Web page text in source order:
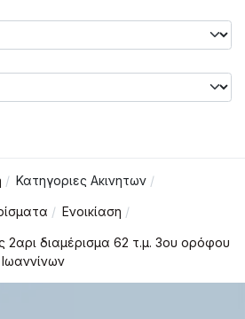
Κατηγοριες Ακινητων
Ενοικίαση
2αρι διαμέρισμα 62 τ.μ. 3ου ορόφου